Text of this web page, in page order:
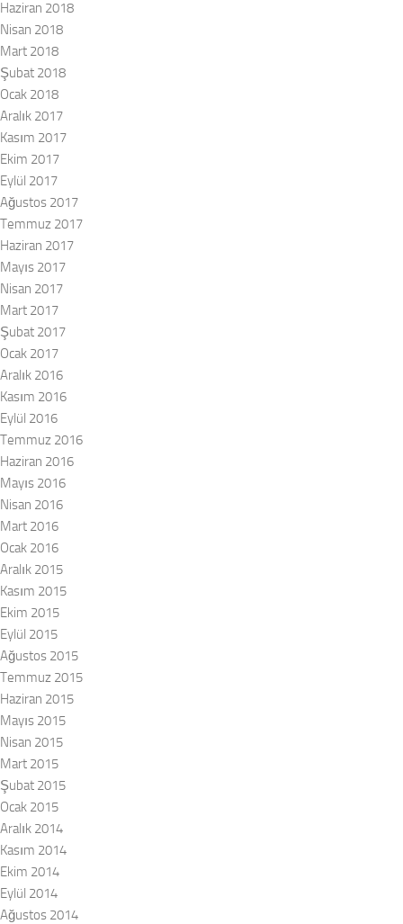
Haziran 2018
Nisan 2018
Mart 2018
Şubat 2018
Ocak 2018
Aralık 2017
Kasım 2017
Ekim 2017
Eylül 2017
Ağustos 2017
Temmuz 2017
Haziran 2017
Mayıs 2017
Nisan 2017
Mart 2017
Şubat 2017
Ocak 2017
Aralık 2016
Kasım 2016
Eylül 2016
Temmuz 2016
Haziran 2016
Mayıs 2016
Nisan 2016
Mart 2016
Ocak 2016
Aralık 2015
Kasım 2015
Ekim 2015
Eylül 2015
Ağustos 2015
Temmuz 2015
Haziran 2015
Mayıs 2015
Nisan 2015
Mart 2015
Şubat 2015
Ocak 2015
Aralık 2014
Kasım 2014
Ekim 2014
Eylül 2014
Ağustos 2014